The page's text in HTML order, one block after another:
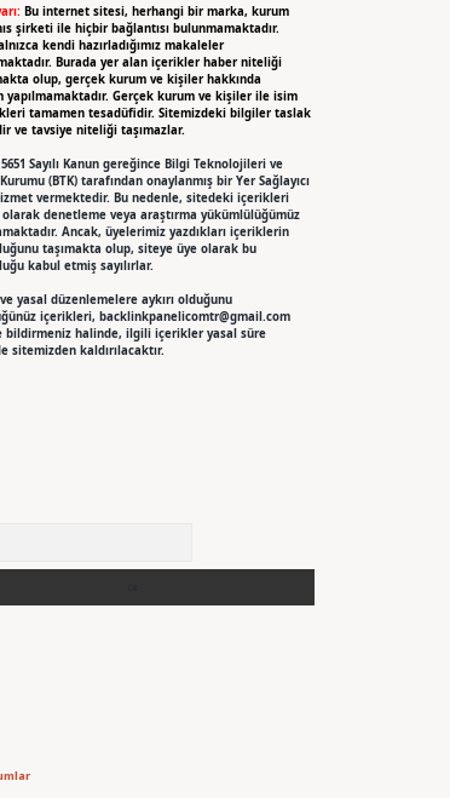
Bu internet sitesi, herhangi bir marka, kurum
şirketi ile hiçbir bağlantısı bulunmamaktadır.
kendi hazırladığımız makaleler
Burada yer alan içerikler haber niteliği
olup, gerçek kurum ve kişiler hakkında
yapılmamaktadır. Gerçek kurum ve kişiler ile isim
tamamen tesadüfidir. Sitemizdeki bilgiler taslak
ve tavsiye niteliği taşımazlar.
Sayılı Kanun gereğince Bilgi Teknolojileri ve
(BTK) tarafından onaylanmış bir Yer Sağlayıcı
vermektedir. Bu nedenle, sitedeki içerikleri
denetleme veya araştırma yükümlülüğümüz
Ancak, üyelerimiz yazdıkları içeriklerin
taşımakta olup, siteye üye olarak bu
kabul etmiş sayılırlar.
yasal düzenlemelere aykırı olduğunu
içerikleri, backlinkpanelicomtr@gmail.com
bildirmeniz halinde, ilgili içerikler yasal süre
sitemizden kaldırılacaktır.